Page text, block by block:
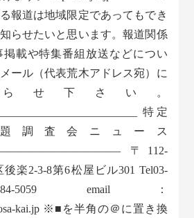
報道は地域限定であってもでき
らせたいと思います。報道関係
載や特集番組放送などについ
ール（代表荒木アドレス宛）に
せ下さい。
特定
調査会ニュース
〒112-
楽2-3-8第6松屋ビル301 Tel03-
5684-5059 email：
kai.jp ※■を半角の＠に置き換